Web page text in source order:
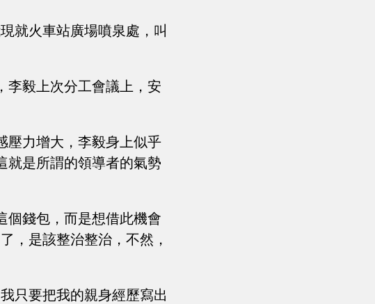
就火車站廣場噴泉處，叫
李毅上次分工會議上，安
壓力增大，李毅身上似乎
就是所謂的領導者的氣勢
個錢包，而是想借此機會
，是該整治整治，不然，
只要把我的親身經歷寫出